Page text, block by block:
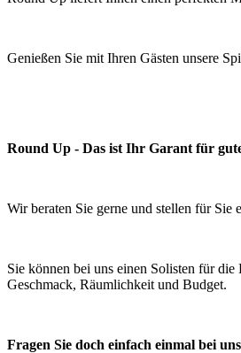
Genießen Sie mit Ihren Gästen unsere
Round Up - Das ist Ihr Garant für
Wir beraten Sie gerne und stellen für
Sie können bei uns einen Solisten für
Geschmack, Räumlichkeit und Budget.
Fragen Sie doch einfach einmal bei